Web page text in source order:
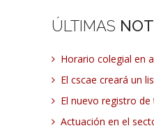
ÚLTIMAS
Horario colegial en
El cscae creará un
El nuevo registro de
Actuación en el